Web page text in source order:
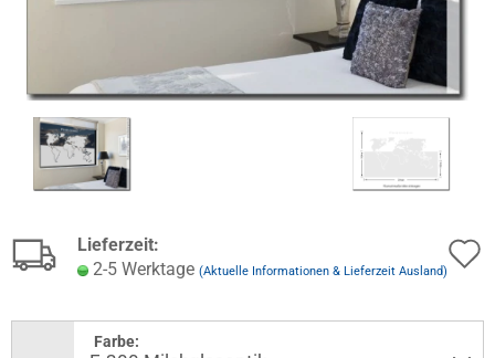
Lieferzeit:
2-5 Werktage (Aktuelle Informationen & Lieferzeit Ausland)
Farbe: